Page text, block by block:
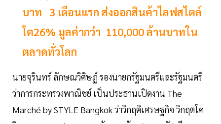
บาท 3 เดือนแรก ส่งออกสินค้าไลฟสไตล์
โต26% มูลค่ากว่า 110,000 ล้านบาทใน
ตลาดทั่วโลก
นายจุรินทร์ ลักษณวิศิษฏ์ รองนายกรัฐมนตรีและรัฐมนตรี
ว่าการกระทรวงพาณิชย์ เป็นประธานเปิดงาน The
Marché by STYLE Bangkok ว่าวิกฤติเศรษฐกิจ วิกฤตโค